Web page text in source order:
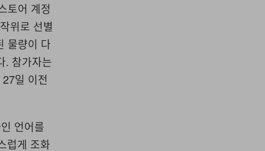
토어 계정
위로 선별
물량이 다
. 참가자는
일 이전
언어를
럽게 조화